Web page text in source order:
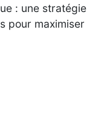
: une stratégie
pour maximiser